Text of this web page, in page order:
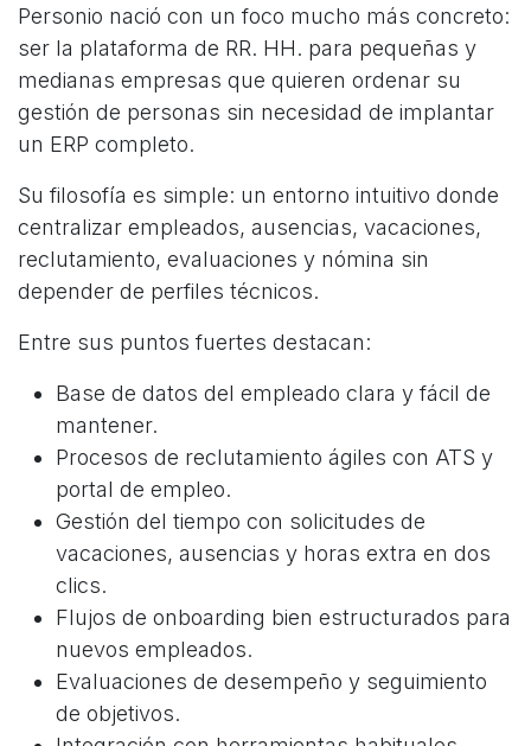
Personio nació con un foco mucho más concreto:
ser la plataforma de RR. HH. para pequeñas y
medianas empresas que quieren ordenar su
gestión de personas sin necesidad de implantar
un ERP completo.
Su filosofía es simple: un entorno intuitivo donde
centralizar empleados, ausencias, vacaciones,
reclutamiento, evaluaciones y nómina sin
depender de perfiles técnicos.
Entre sus puntos fuertes destacan:
Base de datos del empleado clara y fácil de
mantener.
Procesos de reclutamiento ágiles con ATS y
portal de empleo.
Gestión del tiempo con solicitudes de
vacaciones, ausencias y horas extra en dos
clics.
Flujos de onboarding bien estructurados para
nuevos empleados.
Evaluaciones de desempeño y seguimiento
de objetivos.